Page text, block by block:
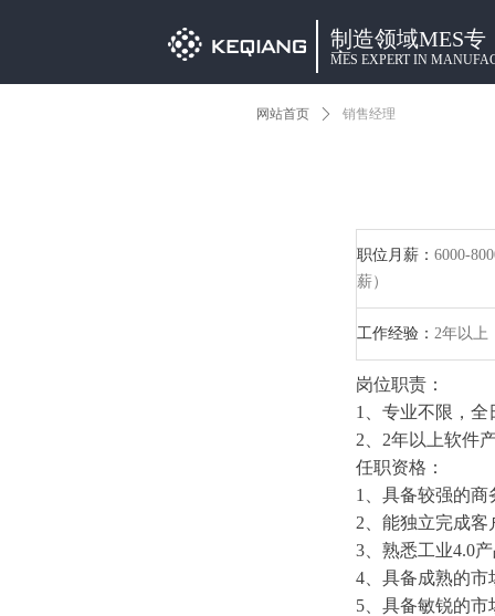
制造领域MES专
家
MES EXPERT IN
网站首页 ꄲ 销售经理
职位月薪： 6000-
薪）
工作经验： 2年以上
岗位职责：
1、专业不限，
2、2年以上软件
任职资格：
1、具备较强的商
2、能独立完成
3、熟悉工业4.0
4、具备成熟的市
5、具备敏锐的